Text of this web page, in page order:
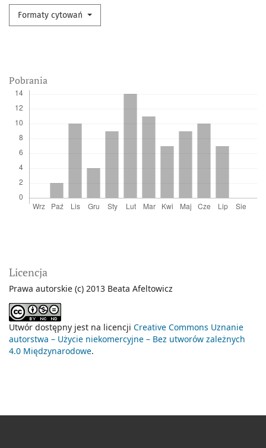
Formaty cytowań
Pobrania
Licencja
Prawa autorskie (c) 2013 Beata Afeltowicz
Utwór dostępny jest na licencji Creative Commons Uznanie
autorstwa – Użycie niekomercyjne – Bez utworów zależnych
4.0 Międzynarodowe.